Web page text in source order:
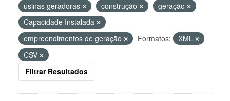
usinas geradoras
construção
geração
Capacidade Instalada
empreendimentos de geração
Formatos:
XML
CSV
Filtrar Resultados